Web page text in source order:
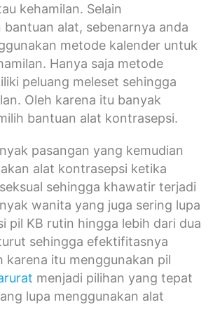
kehamilan. Selain
bantuan alat, sebenarnya anda
metode kalender untuk
Hanya saja metode
peluang meleset sehingga
Oleh karena itu banyak
bantuan alat kontrasepsi.
pasangan yang kemudian
alat kontrasepsi ketika
sehingga khawatir terjadi
wanita yang juga sering lupa
pil KB rutin hingga lebih dari dua
sehingga efektifitasnya
karena itu menggunakan pil
menjadi pilihan yang tepat
lupa menggunakan alat